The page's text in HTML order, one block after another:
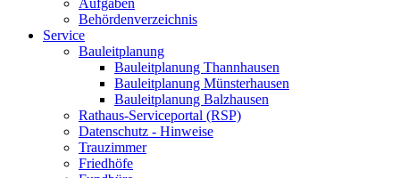
Aufgaben
Behördenverzeichnis
Service
Bauleitplanung
Bauleitplanung Thannhausen
Bauleitplanung Münsterhausen
Bauleitplanung Balzhausen
Rathaus-Serviceportal (RSP)
Datenschutz - Hinweise
Trauzimmer
Friedhöfe